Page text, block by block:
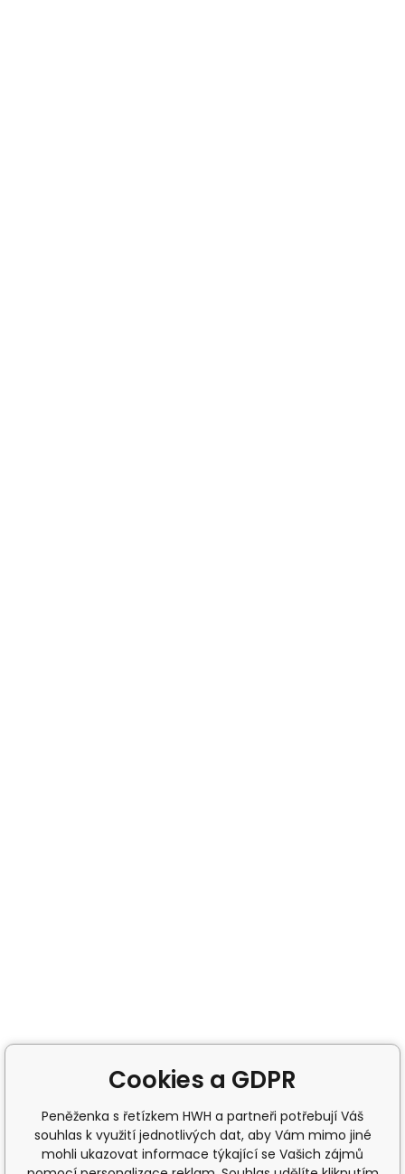
Cookies a GDPR
Peněženka s řetízkem HWH a partneři potřebují Váš
souhlas k využití jednotlivých dat, aby Vám mimo jiné
mohli ukazovat informace týkající se Vašich zájmů